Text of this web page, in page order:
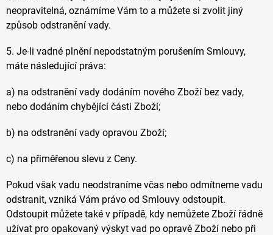
neopravitelná, oznámíme Vám to a můžete si zvolit jiný
způsob odstranění vady.
5. Je-li vadné plnění nepodstatným porušením Smlouvy,
máte následující práva:
a) na odstranění vady dodáním nového Zboží bez vady,
nebo dodáním chybějící části Zboží;
b) na odstranění vady opravou Zboží;
c) na přiměřenou slevu z Ceny.
Pokud však vadu neodstraníme včas nebo odmítneme vadu
odstranit, vzniká Vám právo od Smlouvy odstoupit.
Odstoupit můžete také v případě, kdy nemůžete Zboží řádně
užívat pro opakovaný výskyt vad po opravě Zboží nebo při